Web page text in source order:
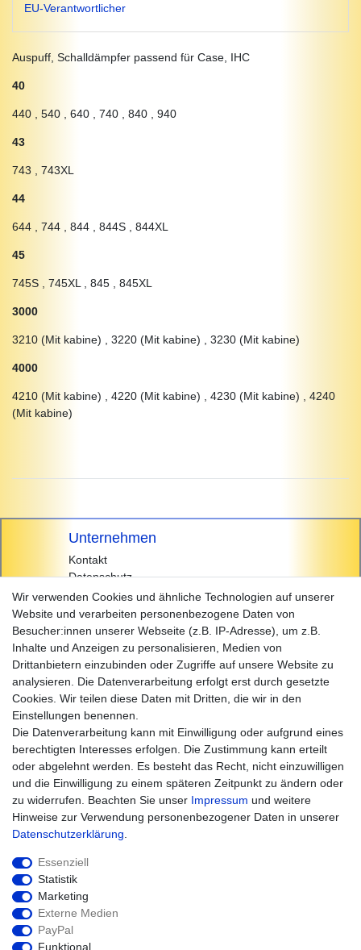
EU-Verantwortlicher
Auspuff, Schalldämpfer passend für Case, IHC
40
440 , 540 , 640 , 740 , 840 , 940
43
743 , 743XL
44
644 , 744 , 844 , 844S , 844XL
45
745S , 745XL , 845 , 845XL
3000
3210 (Mit kabine) , 3220 (Mit kabine) , 3230 (Mit kabine)
4000
4210 (Mit kabine) , 4220 (Mit kabine) , 4230 (Mit kabine) , 4240
(Mit kabine)
Unternehmen
Kontakt
Datenschutz
AGB
Impressum
Einkaufen
Zahlungsarten
Versandarten & -kosten
Widerrufsrecht
Warenkorb
Zur Kasse
Hilfe
Wir verwenden Cookies und ähnliche Technologien auf unserer
Website und verarbeiten personenbezogene Daten von
Besucher:innen unserer Webseite (z.B. IP-Adresse), um z.B.
Inhalte und Anzeigen zu personalisieren, Medien von
Drittanbietern einzubinden oder Zugriffe auf unsere Website zu
analysieren. Die Datenverarbeitung erfolgt erst durch gesetzte
Cookies. Wir teilen diese Daten mit Dritten, die wir in den
Einstellungen benennen.
Die Datenverarbeitung kann mit Einwilligung oder aufgrund eines
berechtigten Interesses erfolgen. Die Zustimmung kann erteilt
oder abgelehnt werden. Es besteht das Recht, nicht einzuwilligen
und die Einwilligung zu einem späteren Zeitpunkt zu ändern oder
zu widerrufen. Beachten Sie unser Impressum und weitere
Hinweise zur Verwendung personenbezogener Daten in unserer
Daten­schutz­erklärung
Essenziell
Statistik
Marketing
Externe Medien
PayPal
Funktional